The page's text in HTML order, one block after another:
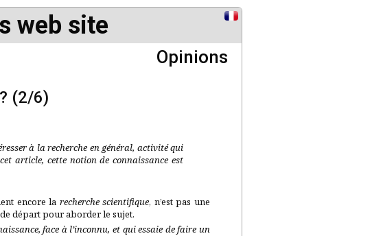
web site
Opinions
(2/6)
à la recherche en général, activité qui
article, cette notion de connaissance est
encore la recherche scientifique, n’est pas une
départ pour aborder le sujet.
face à l’inconnu, et qui essaie de faire un